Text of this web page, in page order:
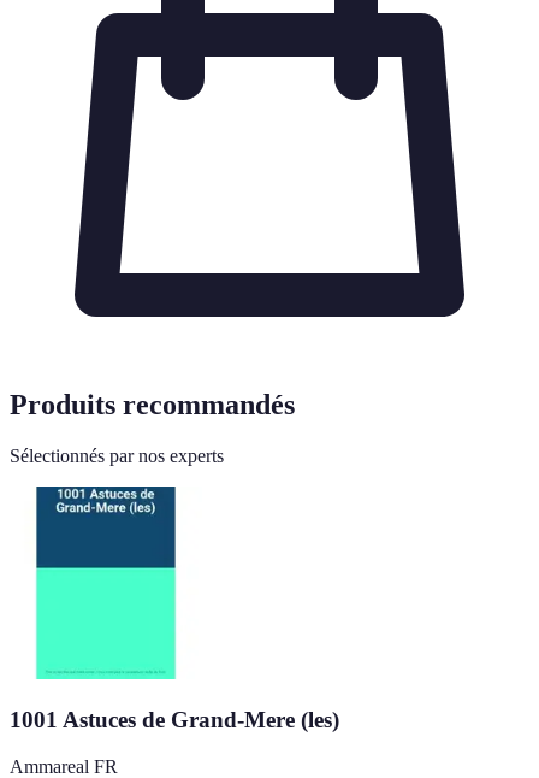
Produits recommandés
Sélectionnés par nos experts
1001 Astuces de Grand-Mere (les)
Ammareal FR